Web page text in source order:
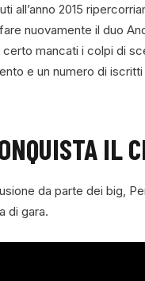
all’anno 2015
nuovamente il duo
mancati i colpi di
e un numero di
IL
da parte dei big,
di gara.